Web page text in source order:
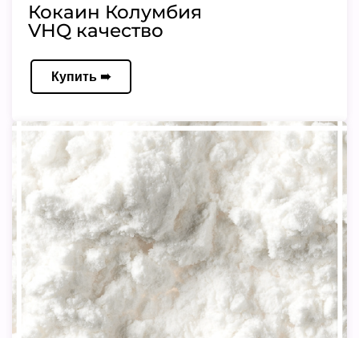
Кокаин Колумбия
VHQ качество
Купить ➠